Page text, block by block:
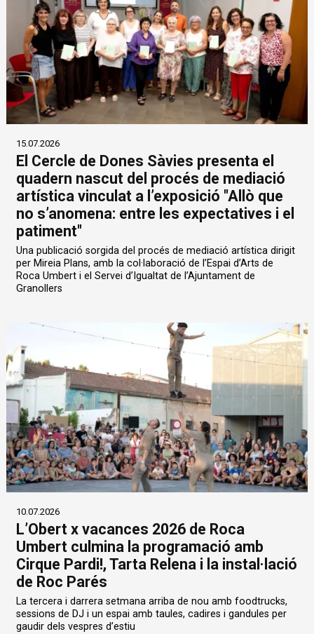
15.07.2026
El Cercle de Dones Sàvies presenta el
quadern nascut del procés de mediació
artística vinculat a l’exposició "Allò que
no s’anomena: entre les expectatives i el
patiment"
Una publicació sorgida del procés de mediació artística dirigit
per Mireia Plans, amb la col·laboració de l’Espai d’Arts de
Roca Umbert i el Servei d’Igualtat de l’Ajuntament de
Granollers
10.07.2026
L’Obert x vacances 2026 de Roca
Umbert culmina la programació amb
Cirque Pardi!, Tarta Relena i la instal·lació
de Roc Parés
La tercera i darrera setmana arriba de nou amb foodtrucks,
sessions de DJ i un espai amb taules, cadires i gandules per
gaudir dels vespres d’estiu